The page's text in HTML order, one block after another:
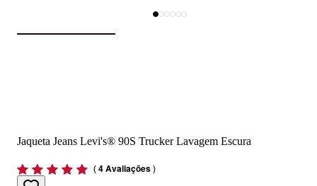
Jaqueta Jeans Levi's® 90S Trucker Lavagem Escura
(4 Avaliações)